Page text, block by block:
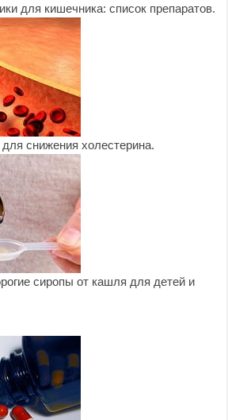
для кишечника: список препаратов.
снижения холестерина.
сиропы от кашля для детей и